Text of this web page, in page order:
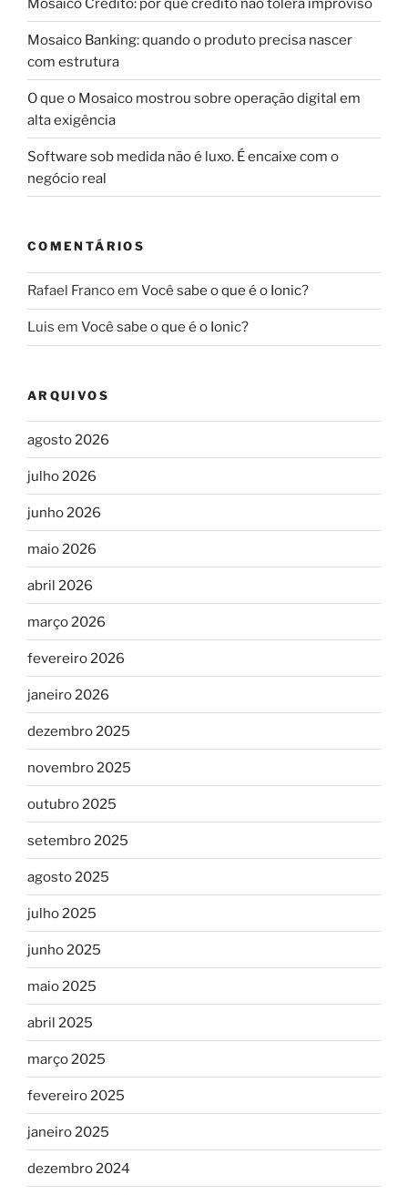
Mosaico Crédito: por que crédito não tolera improviso
Mosaico Banking: quando o produto precisa nascer
com estrutura
O que o Mosaico mostrou sobre operação digital em
alta exigência
Software sob medida não é luxo. É encaixe com o
negócio real
COMENTÁRIOS
Rafael Francoem Você sabe o que é o Ionic?
Luis em Você sabe o que é o Ionic?
ARQUIVOS
agosto 2026
julho 2026
junho 2026
maio 2026
abril 2026
março 2026
fevereiro 2026
janeiro 2026
dezembro 2025
novembro 2025
outubro 2025
setembro 2025
agosto 2025
julho 2025
junho 2025
maio 2025
abril 2025
março 2025
fevereiro 2025
janeiro 2025
dezembro 2024